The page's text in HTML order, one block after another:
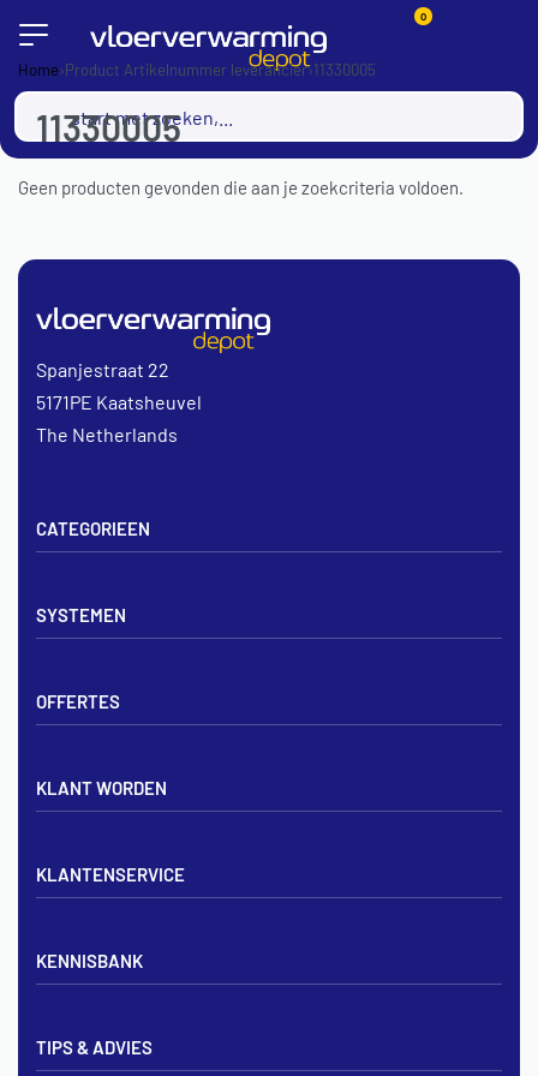
0
Home›Product Artikelnummer leverancier›11330005
11330005
Geen producten gevonden die aan je zoekcriteria voldoen.
CATEGORIEEN
Verdelers
Noppenplaten
Draadmatten
SYSTEMEN
Noppenplaat systeem
OFFERTES
Offerte voor vloerverwarming
Vloerverwarming Tilburg
KLANT WORDEN
Aanmelden zakelijk
Spanjestraat 22
5171PE Kaatsheuvel
The Netherlands
KLANTENSERVICE
Zakelijk aanmelden
Bezorgen & afhalen
Privacybeleid
KENNISBANK
Vloerverwarming en radiatoren
TIPS & ADVIES